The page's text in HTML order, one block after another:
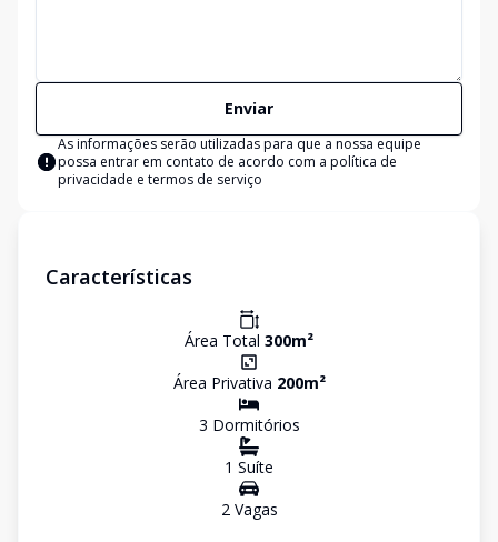
Enviar
As informações serão utilizadas para que a nossa equipe
possa entrar em contato de acordo com a política de
privacidade e termos de serviço
Características
Área Total 300m²
Área Privativa 200m²
3 Dormitórios
1 Suíte
2Vagas